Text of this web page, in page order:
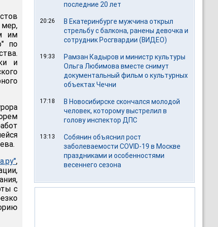
им
по
и
,
с
последние 20 лет
20:26
В Екатеринбурге мужчина открыл
стрельбу с балкона, ранены девочка и
сотрудник Росгвардии (ВИДЕО)
19:33
Рамзан Кадыров и министр культуры
Ольга Любимова вместе снимут
документальный фильм о культурных
объектах Чечни
17:18
В Новосибирске скончался молодой
человек, которому выстрелил в
голову инспектор ДПС
13:13
Собянин объяснил рост
заболеваемости COVID-19 в Москве
праздниками и особенностями
весеннего сезона